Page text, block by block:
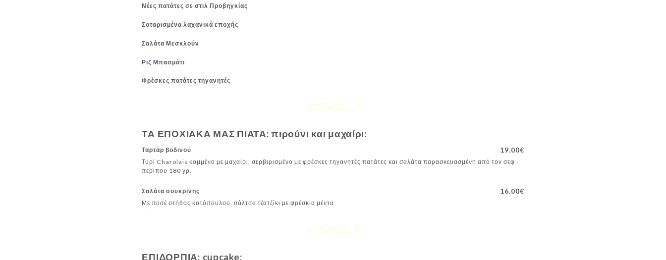
Νέες πατάτες σε στιλ Προβηγκίας
Σοταρισμένα λαχανικά εποχής
Σαλάτα Μεσκλούν
Ριζ Μπασμάτι
Φρέσκες πατάτες τηγανητές
ΤΑ ΕΠΟΧΙΑΚΑ ΜΑΣ ΠΙΑΤΑ: πιρούνι και μαχαίρι:
Ταρτάρ βοδινού 19.00€
Τυρί Charolais κομμένο με μαχαίρι, σερβιρισμένο με φρέσκες τηγανητές πατάτες και σαλάτα παρασκευασμένη από τον σεφ -
περίπου 180 γρ.
Σαλάτα σουκρίνης 16.00€
Με ποσέ στήθος κοτόπουλου, σάλτσα τζατζίκι με φρέσκια μέντα
ΕΠΙΔΟΡΠΙΑ: cupcake: